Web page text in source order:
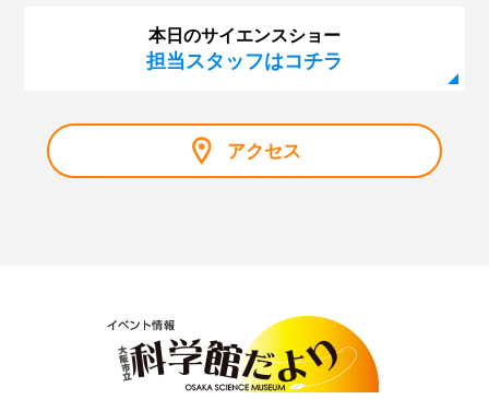
本日のサイエンスショー
担当スタッフはコチラ
アクセス